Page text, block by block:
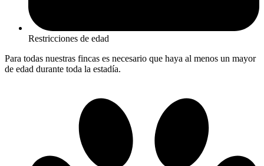
Restricciones de edad
Para todas nuestras fincas es necesario que haya al menos un mayor
de edad durante toda la estadía.